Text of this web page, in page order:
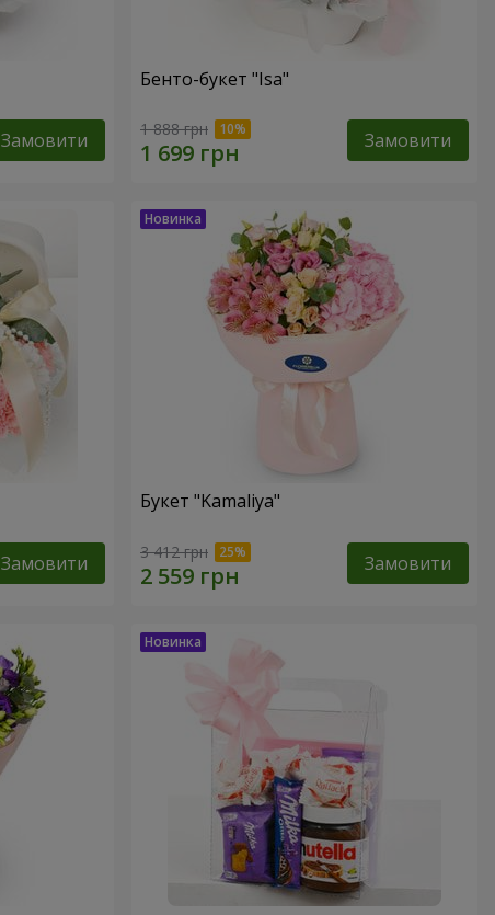
Замовити
Бенто-букет "Isa"
1 888 грн Замовити
Замовити
Букет "Kamaliya"
3 412 грн Замовити